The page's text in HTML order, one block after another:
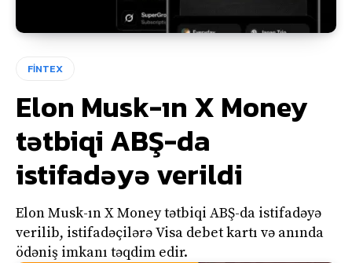
FİNTEX
Elon Musk-ın X Money
tətbiqi ABŞ-da
istifadəyə verildi
Elon Musk-ın X Money tətbiqi ABŞ-da istifadəyə
verilib, istifadəçilərə Visa debet kartı və anında
ödəniş imkanı təqdim edir.